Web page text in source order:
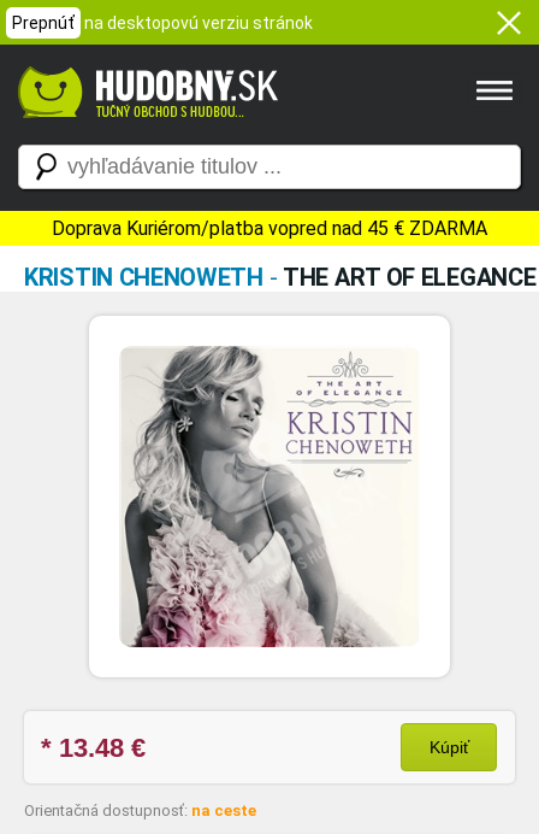
Prepnúť na desktopovú verziu stránok
Doprava Kuriérom/platba vopred nad 45 € ZDARMA
KRISTIN CHENOWETH - THE ART OF ELEGANCE
* 13.48 € Kúpiť
Orientačná dostupnosť: na ceste